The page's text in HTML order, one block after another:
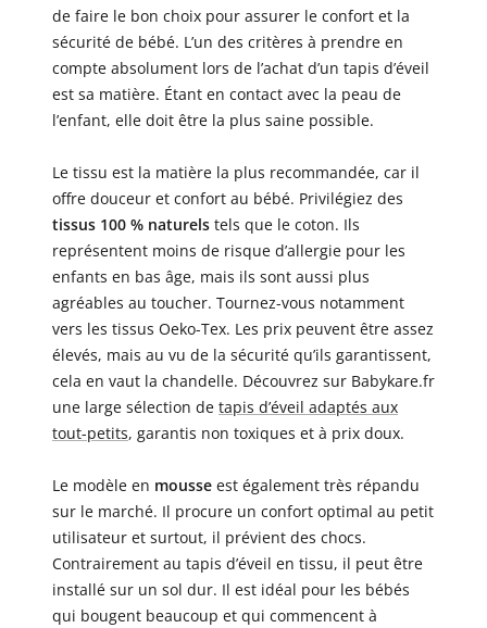
de faire le bon choix pour assurer le confort et la
sécurité de bébé. L’un des critères à prendre en
compte absolument lors de l’achat d’un tapis d’éveil
est sa matière. Étant en contact avec la peau de
l’enfant, elle doit être la plus saine possible.
Le tissu est la matière la plus recommandée, car il
offre douceur et confort au bébé. Privilégiez des
tissus 100 % naturels tels que le coton. Ils
représentent moins de risque d’allergie pour les
enfants en bas âge, mais ils sont aussi plus
agréables au toucher. Tournez-vous notamment
vers les tissus Oeko-Tex. Les prix peuvent être assez
élevés, mais au vu de la sécurité qu’ils garantissent,
cela en vaut la chandelle. Découvrez sur Babykare.fr
une large sélection de tapis d’éveil adaptés aux
tout-petits, garantis non toxiques et à prix doux.
Le modèle en mousse est également très répandu
sur le marché. Il procure un confort optimal au petit
utilisateur et surtout, il prévient des chocs.
Contrairement au tapis d’éveil en tissu, il peut être
installé sur un sol dur. Il est idéal pour les bébés
qui bougent beaucoup et qui commencent à